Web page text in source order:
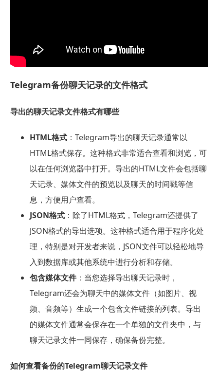
Telegram备份聊天记录的文件格式
导出的聊天记录文件格式有哪些
HTML格式：Telegram导出的聊天记录通常以
HTML格式保存。这种格式非常适合查看和浏览，可
以在任何浏览器中打开。导出的HTML文件会包括聊
天记录、媒体文件的预览以及聊天的时间戳等信
息，方便用户查看。
JSON格式：除了HTML格式，Telegram还提供了
JSON格式的导出选项。这种格式适合用于程序化处
理，特别是对开发者来说，JSON文件可以轻松地导
入到数据库或其他系统中进行分析和存储。
包含媒体文件：当您选择导出聊天记录时，
Telegram还会为聊天中的媒体文件（如图片、视
频、音频等）生成一个包含文件链接的列表。导出
的媒体文件通常会保存在一个单独的文件夹中，与
聊天记录文件一同保存，确保备份完整。
如何查看备份的Telegram聊天记录文件